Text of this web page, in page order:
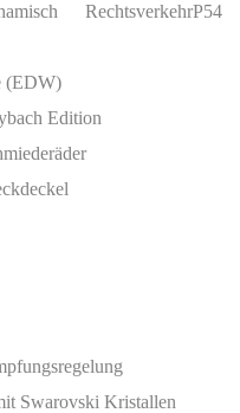
RechtsverkehrP54
(EDW)
Edition
Swarovski Kristallen